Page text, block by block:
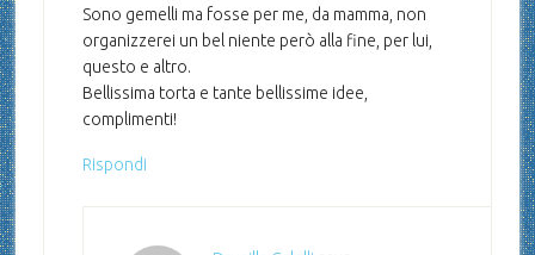
Sono gemelli ma fosse per me, da mamma, non
organizzerei un bel niente però alla fine, per lui,
questo e altro.
Bellissima torta e tante bellissime idee,
complimenti!
Rispondi